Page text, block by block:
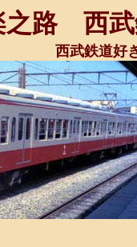
之路 西武
西武鉄道好